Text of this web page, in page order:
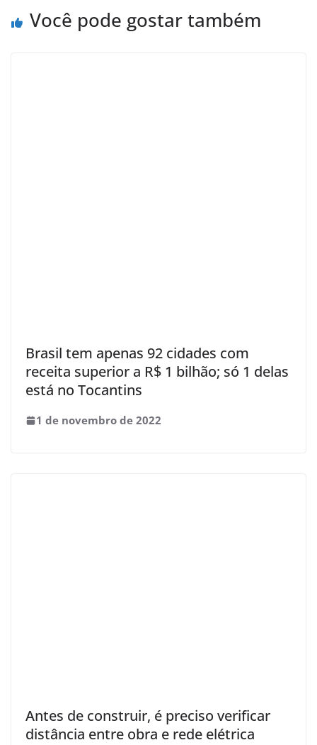
Você pode gostar também
Brasil tem apenas 92 cidades com
receita superior a R$ 1 bilhão; só 1 delas
está no Tocantins
1 de novembro de 2022
Antes de construir, é preciso verificar
distância entre obra e rede elétrica